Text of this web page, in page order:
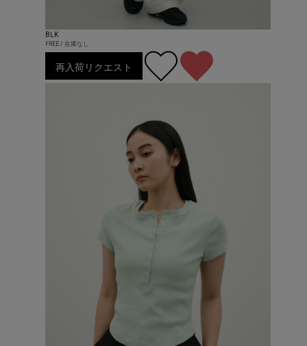
BLK
FREE / 在庫なし
再入荷リクエスト